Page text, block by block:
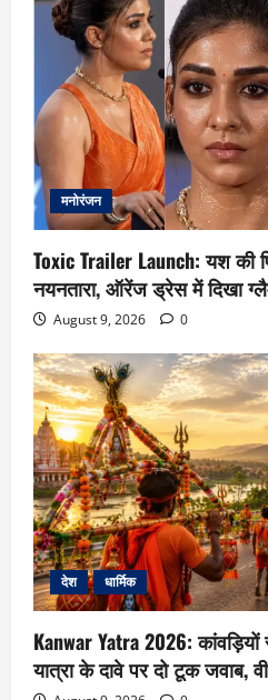
मनोरंजन
Toxic Trailer Launch: यश की
नयनतारा, ऑरेंज ड्रेस में दिखा
August 9, 2026 0
देश धार्मिक
Kanwar Yatra 2026: कांवड़ियों
यात्रा के दावे पर दो टूक जवाब,